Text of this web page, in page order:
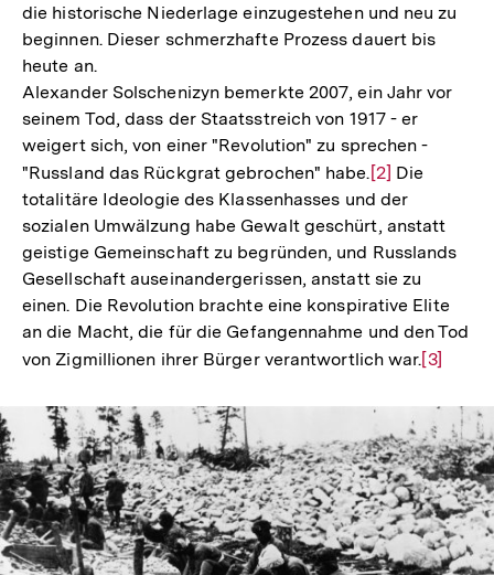
die historische Niederlage einzugestehen und neu zu
beginnen. Dieser schmerzhafte Prozess dauert bis
heute an.
Alexander Solschenizyn bemerkte 2007, ein Jahr vor
seinem Tod, dass der Staatsstreich von 1917 - er
weigert sich, von einer "Revolution" zu sprechen -
"Russland das Rückgrat gebrochen" habe. Zur
Auflösung
der
Fußnote
[2] Die
totalitäre Ideologie des Klassenhasses und der
sozialen Umwälzung habe Gewalt geschürt, anstatt
geistige Gemeinschaft zu begründen, und Russlands
Gesellschaft auseinandergerissen, anstatt sie zu
einen. Die Revolution brachte eine konspirative Elite
an die Macht, die für die Gefangennahme und den Tod
von Zigmillionen ihrer Bürger verantwortlich war.Zur
der
Fußnote
[3]